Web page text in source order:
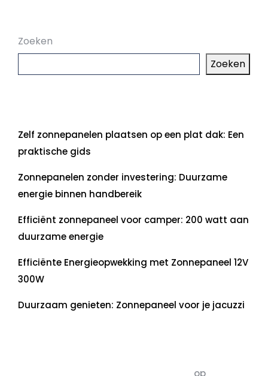
Zoeken
Zoeken
Zelf zonnepanelen plaatsen op een plat dak: Een
praktische gids
Zonnepanelen zonder investering: Duurzame
energie binnen handbereik
Efficiënt zonnepaneel voor camper: 200 watt aan
duurzame energie
Efficiënte Energieopwekking met Zonnepaneel 12V
300W
Duurzaam genieten: Zonnepaneel voor je jacuzzi
op